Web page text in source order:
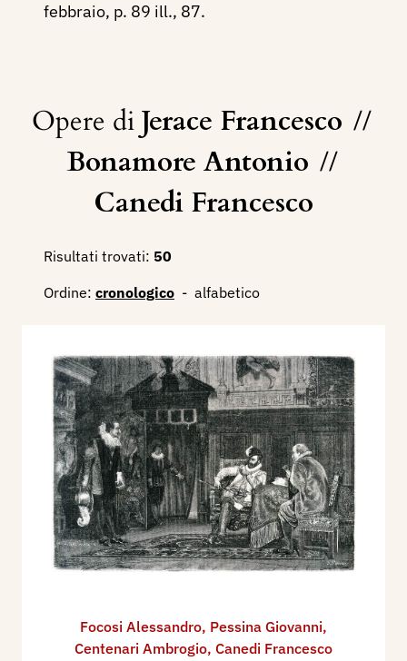
febbraio, p. 89 ill., 87.
Opere diJerace Francesco //
Bonamore Antonio //
Canedi Francesco
Risultati trovati: 50
Ordine: cronologico - alfabetico
Focosi Alessandro, Pessina Giovanni,
Centenari Ambrogio, Canedi Francesco